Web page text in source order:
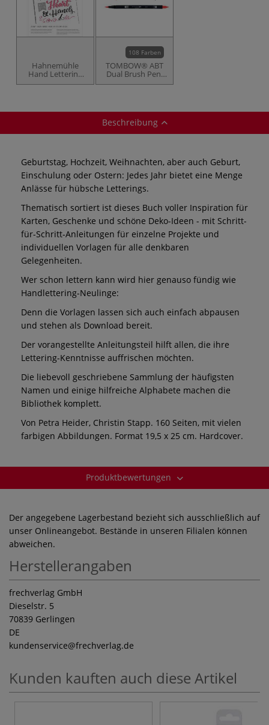
Hahnemühle
Hand Lettering
Block
108 Farben
TOMBOW® ABT
Dual Brush Pen,
einzeln
Beschreibung
Geburtstag, Hochzeit, Weihnachten, aber auch Geburt,
Einschulung oder Ostern: Jedes Jahr bietet eine Menge
Anlässe für hübsche Letterings.
Thematisch sortiert ist dieses Buch voller Inspiration für
Karten, Geschenke und schöne Deko-Ideen - mit Schritt-
für-Schritt-Anleitungen für einzelne Projekte und
individuellen Vorlagen für alle denkbaren
Gelegenheiten.
Wer schon lettern kann wird hier genauso fündig wie
Handlettering-Neulinge:
Denn die Vorlagen lassen sich auch einfach abpausen
und stehen als Download bereit.
Der vorangestellte Anleitungsteil hilft allen, die ihre
Lettering-Kenntnisse auffrischen möchten.
Die liebevoll geschriebene Sammlung der häufigsten
Namen und einige hilfreiche Alphabete machen die
Bibliothek komplett.
Von Petra Heider, Christin Stapp. 160 Seiten, mit vielen
farbigen Abbildungen. Format 19,5 x 25 cm. Hardcover.
Produktbewertungen
Der angegebene Lagerbestand bezieht sich ausschließlich auf
unser Onlineangebot. Bestände in unseren Filialen können
abweichen.
Herstellerangaben
frechverlag GmbH
Dieselstr. 5
70839 Gerlingen
DE
kundenservice@frechverlag.de
Kunden kauften auch diese Artikel